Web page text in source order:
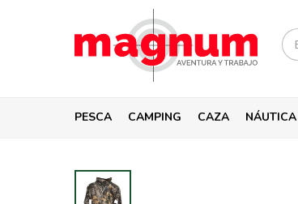
PESCA CAMPING CAZA NÁUTICA